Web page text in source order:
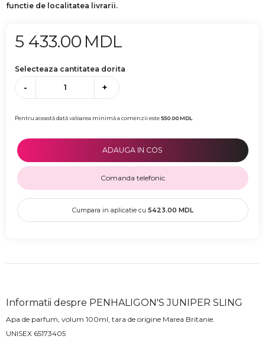
functie de localitatea livrarii.
5 433.00 MDL
Selecteaza cantitatea dorita
- +
Pentru această dată valoarea minimă a comenzii este550.00MDL
ADAUGA IN COS
Comanda telefonic
Cumpara in aplicatie cu 5423.00 MDL
Informatii despre PENHALIGON'S JUNIPER SLING
Apa de parfum, volum 100ml, tara de origine Marea Britanie.
UNISEX 65173405